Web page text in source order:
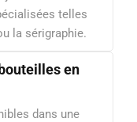
telles
la sérigraphie.
en
dans une